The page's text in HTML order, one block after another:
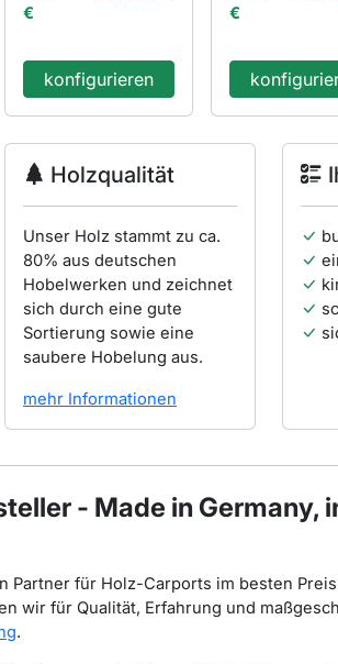
€
konfigurieren
€
Holzqualität
Unser Holz stammt zu ca.
80% aus deutschen
Hobelwerken und zeichnet
sich durch eine gute
Sortierung sowie eine
saubere Hobelung aus.
mehr Informationen
- Made in
Partner für Holz-Carports im besten
wir für Qualität, Erfahrung und
.